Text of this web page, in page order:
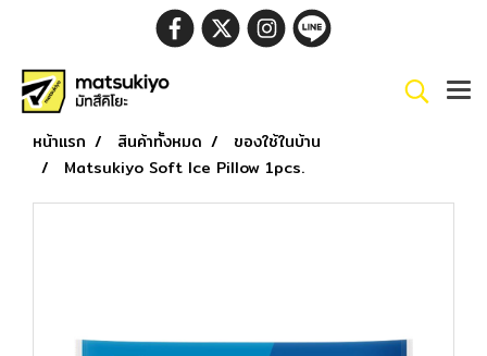
หน้าแรก สินค้าทั้งหมด
ของใช้ในบ้าน
Matsukiyo Soft Ice Pillow 1pcs.